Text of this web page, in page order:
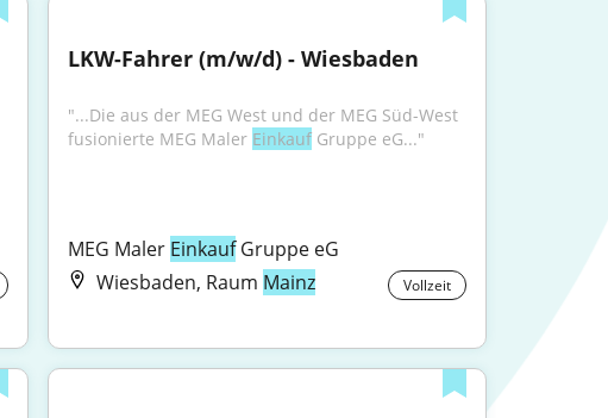
LKW-Fahrer (m/w/d) - Wiesbaden
"...Die aus der MEG West und der MEG Süd-West
fusionierte MEG Maler Einkauf Gruppe eG..."
MEG Maler Einkauf Gruppe eG
Wiesbaden, Raum Mainz Vollzeit